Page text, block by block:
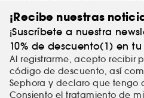
¡Recibe nuestras
¡Suscríbete a nuestra
10% de descuento(1) en
Al registrarme, acepto recibir
código de descuento, así
Sephora y declaro que tengo
Consiento el tratamiento de